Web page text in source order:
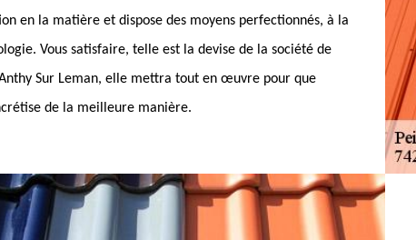
en la matière et dispose des moyens perfectionnés, à la
Vous satisfaire, telle est la devise de la société de
Sur Leman, elle mettra tout en œuvre pour que
de la meilleure manière.